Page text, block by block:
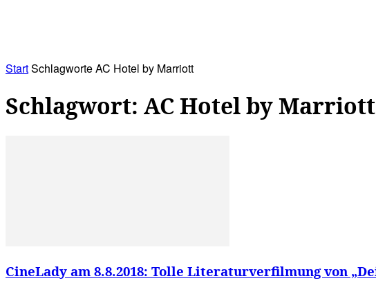
StartSchlagworteAC Hotel by Marriott
Schlagwort: AC Hotel by Marriott
CineLady am 8.8.2018: Tolle Literaturverfilmung von